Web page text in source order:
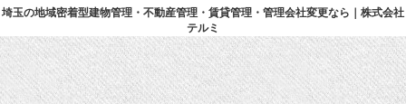
埼玉の地域密着型建物管理・不動産管理・賃貸管理・管理会社変更なら｜株式会社
テルミ